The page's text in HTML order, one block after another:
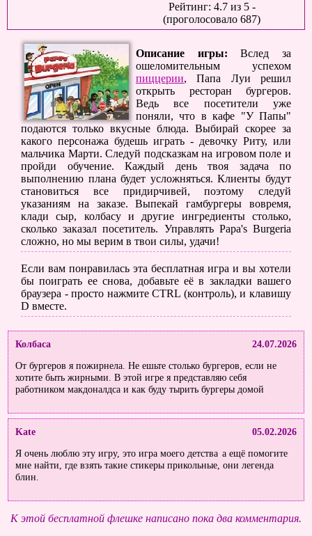
Рейтинг: 4.7из 5-
(проголосовало 687)
Описание игры: Вслед за
ошеломительным успехом
пиццерии, Папа Луи решил
открыть ресторан бургеров.
Ведь все посетители уже
поняли, что в кафе "У Папы"
подаются только вкусные блюда. Выбирай скорее за
какого персонажа будешь играть - девочку Риту, или
мальчика Марти. Следуй подсказкам на игровом поле и
пройди обучение. Каждый день твоя задача по
выполнению плана будет усложняться. Клиенты будут
становиться все придирчивей, поэтому следуй
указаниям на заказе. Выпекай гамбургеры вовремя,
клади сыр, колбасу и другие ингредиенты столько,
сколько заказал посетитель. Управлять Papa's Burgeria
сложно, но мы верим в твои силы, удачи!
Если вам понравилась эта бесплатная игра и вы хотели
бы поиграть ее снова, добавьте её в закладки вашего
браузера - просто нажмите CTRL (контроль), и клавишу
D вместе.
Колбаса
24.07.2026
От бургеров я пожирнела. Не ешьте столько бургеров, если не
хотите быть жирными. В этой игре я представляю себя
работником макдоналдса и как буду тырить бургеры домой
Kate
05.02.2026
Я очень люблю эту игру, это игра моего детства а ещё помогите
мне найти, где взять такие стикеры прикольные, они легенда
блин.
К этой бесплатной флешке написано пока два комментария.